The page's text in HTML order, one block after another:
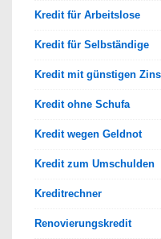
Kredit für Arbeitslose
Kredit für Selbständige
Kredit mit günstigen
Kredit ohne Schufa
Kredit wegen Geldnot
Kredit zum Umschulden
Kreditrechner
Renovierungskredit